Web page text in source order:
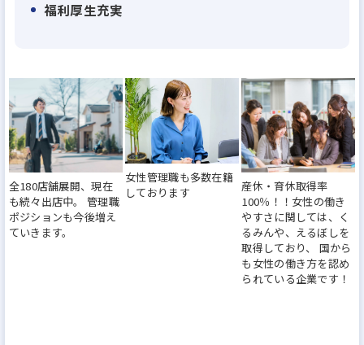
・理由２：離職率業界平均の半分以下！『働きがい
当社は、男女・社歴などを問わないフラットな評価
体制、高い給与水準、産休育休取得のしやすさ、産
休後の時短・時差・在宅勤務、残業時間の削減…な
どなど、社員の働く環境づくりに力を入れてきまし
た。『働きがいのある会社』のベストカンパニーに
も選出されました。その結果、離職率は業界水準の
半分以下になっています。
※その他、厚生労働大臣から女性の活躍推進、子育
福利厚生充実
全180店舗展開、現在
も続々出店中。 管理職
ポジションも今後増え
ていきます。
女性管理職も多数在籍
しております
産休・育休取得率
100％！！女性の働き
やすさに関しては、く
るみんや、えるぼしを
取得しており、 国から
も女性の働き方を認め
られている企業です！